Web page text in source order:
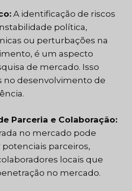
A identificação de riscos
política,
ou perturbações na
é um aspecto
de mercado. Isso
no desenvolvimento de
Parceria e Colaboração:
no mercado pode
parceiros,
locais que
no mercado.